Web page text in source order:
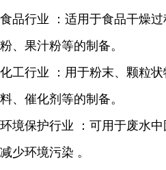
食品行业 ：适用于食品干燥
粉、果汁粉等的制备。
化工行业 ：用于粉末、颗粒
料、催化剂等的制备。
环境保护行业 ：可用于废水中
减少环境污染 。